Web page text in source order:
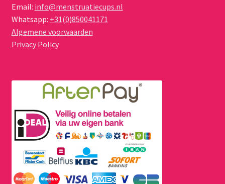
Email: info@menstruatiecups.nl
Whatsapp: +31(0)850041171
Algemene voorwaarden
Privacy Policy